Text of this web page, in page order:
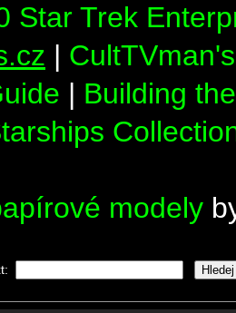
Star Trek
|
| Building
modely